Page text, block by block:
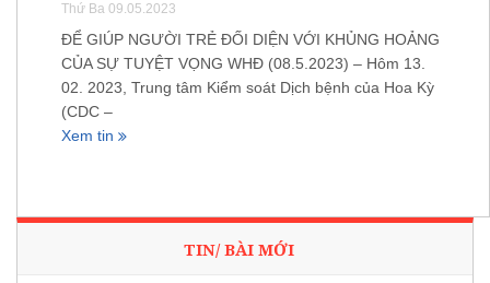
Thứ Ba 09.05.2023
ĐỂ GIÚP NGƯỜI TRẺ ĐỐI DIỆN VỚI KHỦNG HOẢNG
CỦA SỰ TUYỆT VỌNG WHĐ (08.5.2023) – Hôm 13.
02. 2023, Trung tâm Kiểm soát Dịch bệnh của Hoa Kỳ
(CDC –
Xem tin
TIN/ BÀI MỚI